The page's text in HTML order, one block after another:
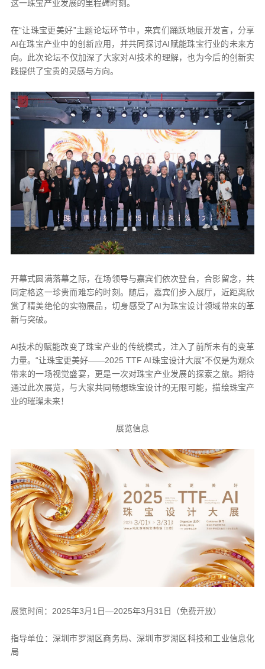
这一珠宝产业发展的里程碑时刻。
在“让珠宝更美好”主题论坛环节中，来宾们踊跃地展开发言，分享
AI在珠宝产业中的创新应用，并共同探讨AI赋能珠宝行业的未来方
向。此次论坛不仅加深了大家对AI技术的理解，也为今后的创新实
践提供了宝贵的灵感与方向。
开幕式圆满落幕之际，在场领导与嘉宾们依次登台，合影留念，共
同定格这一珍贵而难忘的时刻。随后，嘉宾们步入展厅，近距离欣
赏了精美绝伦的实物展品，切身感受了AI为珠宝设计领域带来的革
新与突破。
AI技术的赋能改变了珠宝产业的传统模式，注入了前所未有的变革
力量。“让珠宝更美好——2025 TTF AI珠宝设计大展”不仅是为观众
带来的一场视觉盛宴，更是一次对珠宝产业发展的探索之旅。期待
通过此次展览，与大家共同畅想珠宝设计的无限可能，描绘珠宝产
业的璀璨未来！
展览信息
展览时间：2025年3月1日—2025年3月31日（免费开放）
指导单位：深圳市罗湖区商务局、深圳市罗湖区科技和工业信息化
局